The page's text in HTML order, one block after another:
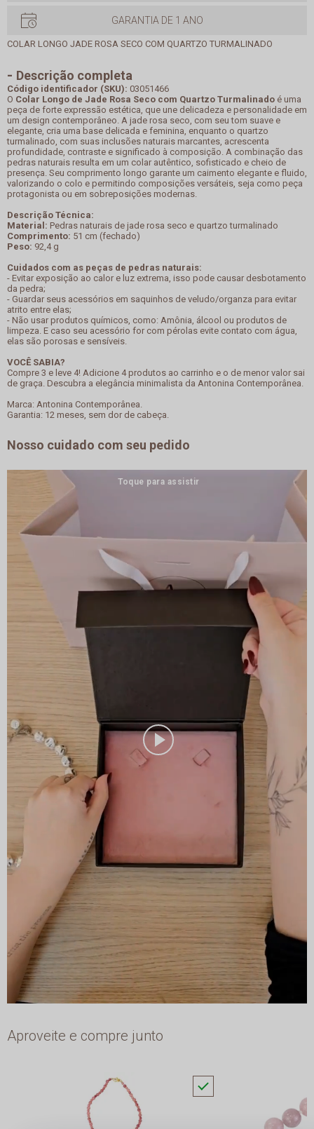
GARANTIA DE 1 ANO
COLAR LONGO JADE ROSA SECO COM QUARTZO TURMALINADO
Descrição completa
Código identificador (SKU): 03051466
O Colar Longo de Jade Rosa Seco com Quartzo Turmalinadoé uma
peça de forte expressão estética, que une delicadeza e personalidade em
um design contemporâneo. A jade rosa seco, com seu tom suave e
elegante, cria uma base delicada e feminina, enquanto o quartzo
turmalinado, com suas inclusões naturais marcantes, acrescenta
profundidade, contraste e significado à composição. A combinação das
pedras naturais resulta em um colar autêntico, sofisticado e cheio de
presença. Seu comprimento longo garante um caimento elegante e fluido,
valorizando o colo e permitindo composições versáteis, seja como peça
protagonista ou em sobreposições modernas.
Descrição Técnica:
Material: Pedras naturais de jade rosa seco e quartzo turmalinado
Comprimento: 51 cm (fechado)
Peso: 92,4 g
Cuidados com as peças de pedras naturais:
- Evitar exposição ao calor e luz extrema, isso pode causar desbotamento
da pedra;
- Guardar seus acessórios em saquinhos de veludo/organza para evitar
atrito entre elas;
- Não usar produtos químicos, como: Amônia, álcool ou produtos de
limpeza. E caso seu acessório for com pérolas evite contato com água,
elas são porosas e sensíveis.
VOCÊ SABIA?
Compre 3 e leve 4! Adicione 4 produtos ao carrinho e o de menor valor sai
de graça. Descubra a elegância minimalista da Antonina Contemporânea.
Marca: Antonina Contemporânea.
Garantia: 12 meses, sem dor de cabeça.
Nosso cuidado com seu pedido
Aproveite e compre junto